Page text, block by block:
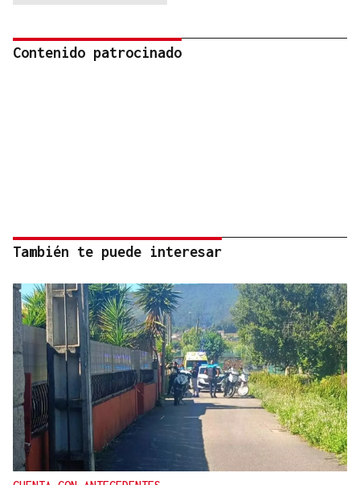
Contenido patrocinado
También te puede interesar